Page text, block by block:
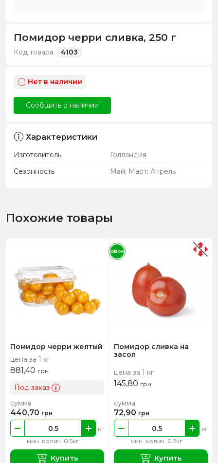
Помидор черри сливка, 250 г
Код товара: 4103
Нет в наличии
Сообщить о наличии
Характеристики
Изготовитель
Голландия
Сезонность
Май; Март; Апрель
Похожие товары
Помидор черри желтый
цена за 1 кг
881,40 грн
Под заказ i
мин. колич. 0.5кг
кг
сумма
440,70 грн
Купить
Помидор сливка на
засол
цена за 1 кг
145,80 грн
мин. колич. 0.5кг
кг
сумма
72,90 грн
Купить
СЕЗОН